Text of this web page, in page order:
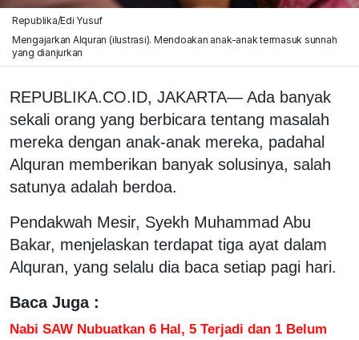
Republika/Edi Yusuf
Mengajarkan Alquran (ilustrasi). Mendoakan anak-anak termasuk sunnah
yang dianjurkan
REPUBLIKA.CO.ID, JAKARTA— Ada banyak
sekali orang yang berbicara tentang masalah
mereka dengan anak-anak mereka, padahal
Alquran memberikan banyak solusinya, salah
satunya adalah berdoa.
Pendakwah Mesir, Syekh Muhammad Abu
Bakar, menjelaskan terdapat tiga ayat dalam
Alquran, yang selalu dia baca setiap pagi hari.
Baca Juga :
Nabi SAW Nubuatkan 6 Hal, 5 Terjadi dan 1 Belum